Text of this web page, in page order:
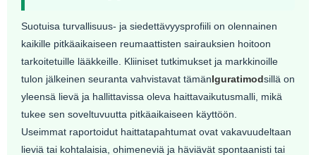
Suotuisa turvallisuus- ja siedettävyysprofiili on olennainen
kaikille pitkäaikaiseen reumaattisten sairauksien hoitoon
tarkoitetuille lääkkeille. Kliiniset tutkimukset ja markkinoille
tulon jälkeinen seuranta vahvistavat tämänIguratimodsillä on
yleensä lievä ja hallittavissa oleva haittavaikutusmalli, mikä
tukee sen soveltuvuutta pitkäaikaiseen käyttöön.
Useimmat raportoidut haittatapahtumat ovat vakavuudeltaan
lieviä tai kohtalaisia, ohimeneviä ja häviävät spontaanisti tai